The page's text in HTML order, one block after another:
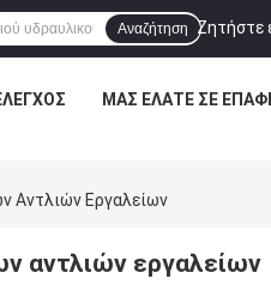
Ζητήστε
Αναζήτηση
ΜΑΣ ΕΛΆΤΕ ΣΕ
Αντλιών Εργαλείων
αντλιών εργαλείων